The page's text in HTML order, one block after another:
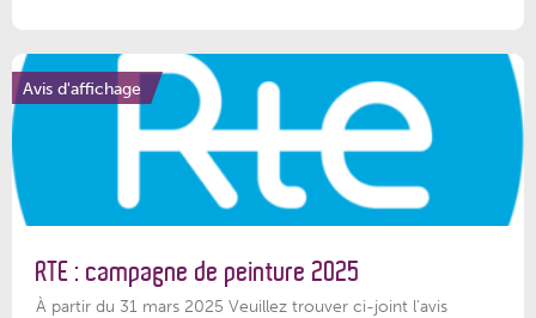
Avis d'affichage
RTE : campagne de peinture 2025
À partir du 31 mars 2025 Veuillez trouver ci-joint l'avis